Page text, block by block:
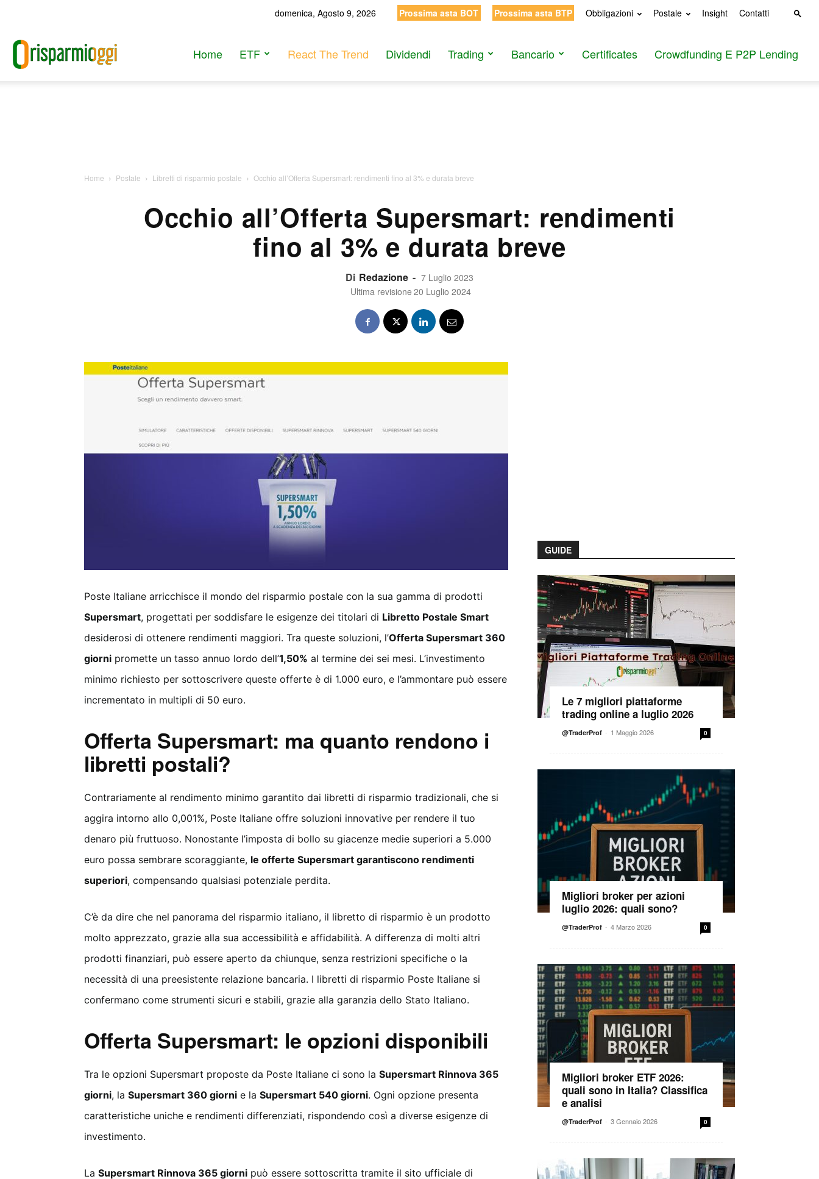
domenica, Agosto 9, 2026 Prossima asta BOT Prossima asta BTP Obbligazioni Postale Insight Contatti
Home ETF React The Trend Dividendi Trading Bancario Certificates Crowdfunding E P2P Lending
Home Postale Libretti di risparmio postale Occhio all’Offerta Supersmart: rendimenti fino al 3% e durata breve
Occhio all’Offerta Supersmart: rendimenti
fino al 3% e durata breve
Di Redazione - 7 Luglio 2023
Ultima revisione 20 Luglio 2024
Poste Italiane arricchisce il mondo del risparmio postale con la sua gamma di prodotti
Supersmart, progettati per soddisfare le esigenze dei titolari di Libretto Postale Smart
desiderosi di ottenere rendimenti maggiori. Tra queste soluzioni, l’Offerta Supersmart 360
giorni promette un tasso annuo lordo dell’1,50% al termine dei sei mesi. L’investimento
minimo richiesto per sottoscrivere queste offerte è di 1.000 euro, e l’ammontare può essere
incrementato in multipli di 50 euro.
Offerta Supersmart: ma quanto rendono i
libretti postali?
Contrariamente al rendimento minimo garantito dai libretti di risparmio tradizionali, che si
aggira intorno allo 0,001%, Poste Italiane offre soluzioni innovative per rendere il tuo
denaro più fruttuoso. Nonostante l’imposta di bollo su giacenze medie superiori a 5.000
euro possa sembrare scoraggiante, le offerte Supersmart garantiscono rendimenti
superiori, compensando qualsiasi potenziale perdita.
C’è da dire che nel panorama del risparmio italiano, il libretto di risparmio è un prodotto
molto apprezzato, grazie alla sua accessibilità e affidabilità. A differenza di molti altri
prodotti finanziari, può essere aperto da chiunque, senza restrizioni specifiche o la
necessità di una preesistente relazione bancaria. I libretti di risparmio Poste Italiane si
confermano come strumenti sicuri e stabili, grazie alla garanzia dello Stato Italiano.
Offerta Supersmart: le opzioni disponibili
Tra le opzioni Supersmart proposte da Poste Italiane ci sono la Supersmart Rinnova 365
giorni, la Supersmart 360 giorni e la Supersmart 540 giorni. Ogni opzione presenta
caratteristiche uniche e rendimenti differenziati, rispondendo così a diverse esigenze di
investimento.
La Supersmart Rinnova 365 giorni può essere sottoscritta tramite il sito ufficiale di
GUIDE
Le 7 migliori piattaforme
trading online a luglio 2026
@TraderProf - 1 Maggio 2026 0
Migliori broker per azioni
luglio 2026: quali sono?
@TraderProf - 4 Marzo 2026 0
Migliori broker ETF 2026:
quali sono in Italia? Classifica
e analisi
@TraderProf - 3 Gennaio 2026 0